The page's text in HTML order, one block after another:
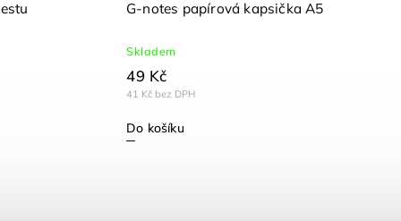
G-notes papírová kapsička A5
Skladem
41 Kč bez DPH
49 Kč
Do košíku